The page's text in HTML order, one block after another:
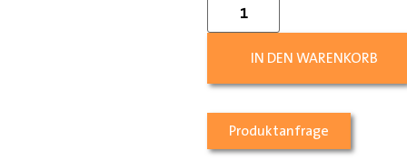
IN DEN WARENKORB
Produktanfrage